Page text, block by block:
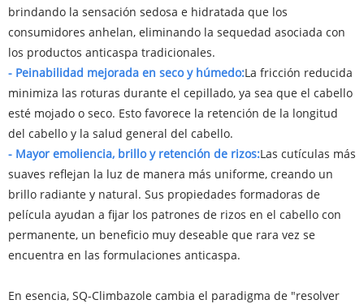
brindando la sensación sedosa e hidratada que los
consumidores anhelan, eliminando la sequedad asociada con
los productos anticaspa tradicionales.
- Peinabilidad mejorada en seco y húmedo:La fricción reducida
minimiza las roturas durante el cepillado, ya sea que el cabello
esté mojado o seco. Esto favorece la retención de la longitud
del cabello y la salud general del cabello.
- Mayor emoliencia, brillo y retención de rizos:Las cutículas más
suaves reflejan la luz de manera más uniforme, creando un
brillo radiante y natural. Sus propiedades formadoras de
película ayudan a fijar los patrones de rizos en el cabello con
permanente, un beneficio muy deseable que rara vez se
encuentra en las formulaciones anticaspa.
En esencia, SQ-Climbazole cambia el paradigma de "resolver